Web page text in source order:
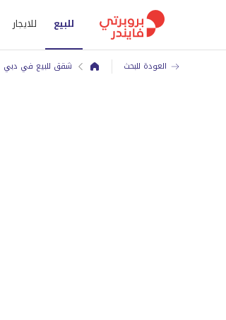
للبيع للايجار
العودة للبحث شقق للبيع في دبي